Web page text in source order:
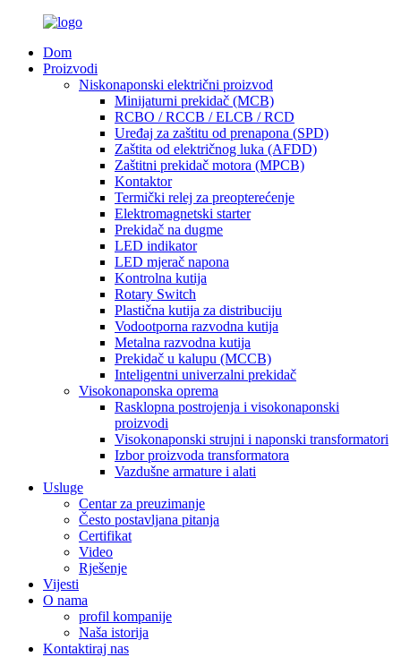
Dom
Proizvodi
Niskonaponski električni proizvod
Minijaturni prekidač (MCB)
RCBO / RCCB / ELCB / RCD
Uređaj za zaštitu od prenapona (SPD)
Zaštita od električnog luka (AFDD)
Zaštitni prekidač motora (MPCB)
Kontaktor
Termički relej za preopterećenje
Elektromagnetski starter
Prekidač na dugme
LED indikator
LED mjerač napona
Kontrolna kutija
Rotary Switch
Plastična kutija za distribuciju
Vodootporna razvodna kutija
Metalna razvodna kutija
Prekidač u kalupu (MCCB)
Inteligentni univerzalni prekidač
Visokonaponska oprema
Rasklopna postrojenja i visokonaponski
proizvodi
Visokonaponski strujni i naponski transformatori
Izbor proizvoda transformatora
Vazdušne armature i alati
Usluge
Centar za preuzimanje
Često postavljana pitanja
Certifikat
Video
Rješenje
Vijesti
O nama
profil kompanije
Naša istorija
Kontaktiraj nas